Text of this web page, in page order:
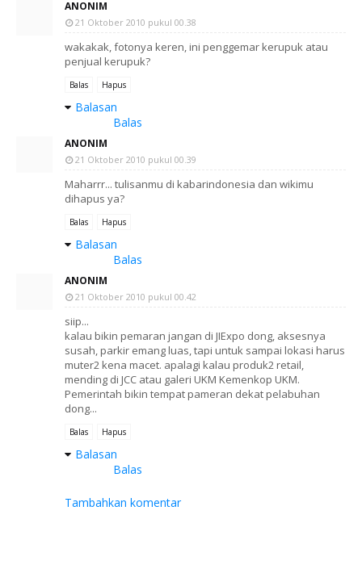
ANONIM
21 Oktober 2010 pukul 00.38
wakakak, fotonya keren, ini penggemar kerupuk atau
penjual kerupuk?
Balas Hapus
Balasan
Balas
ANONIM
21 Oktober 2010 pukul 00.39
Maharrr... tulisanmu di kabarindonesia dan wikimu
dihapus ya?
Balas Hapus
Balasan
Balas
ANONIM
21 Oktober 2010 pukul 00.42
siip...
kalau bikin pemaran jangan di JIExpo dong, aksesnya
susah, parkir emang luas, tapi untuk sampai lokasi harus
muter2 kena macet. apalagi kalau produk2 retail,
mending di JCC atau galeri UKM Kemenkop UKM.
Pemerintah bikin tempat pameran dekat pelabuhan
dong...
Balas Hapus
Balasan
Balas
Tambahkan komentar